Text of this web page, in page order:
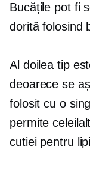
Bucățile pot fi
dorită folosind
Al doilea tip
deoarece se
folosit cu o
permite
cutiei pentru